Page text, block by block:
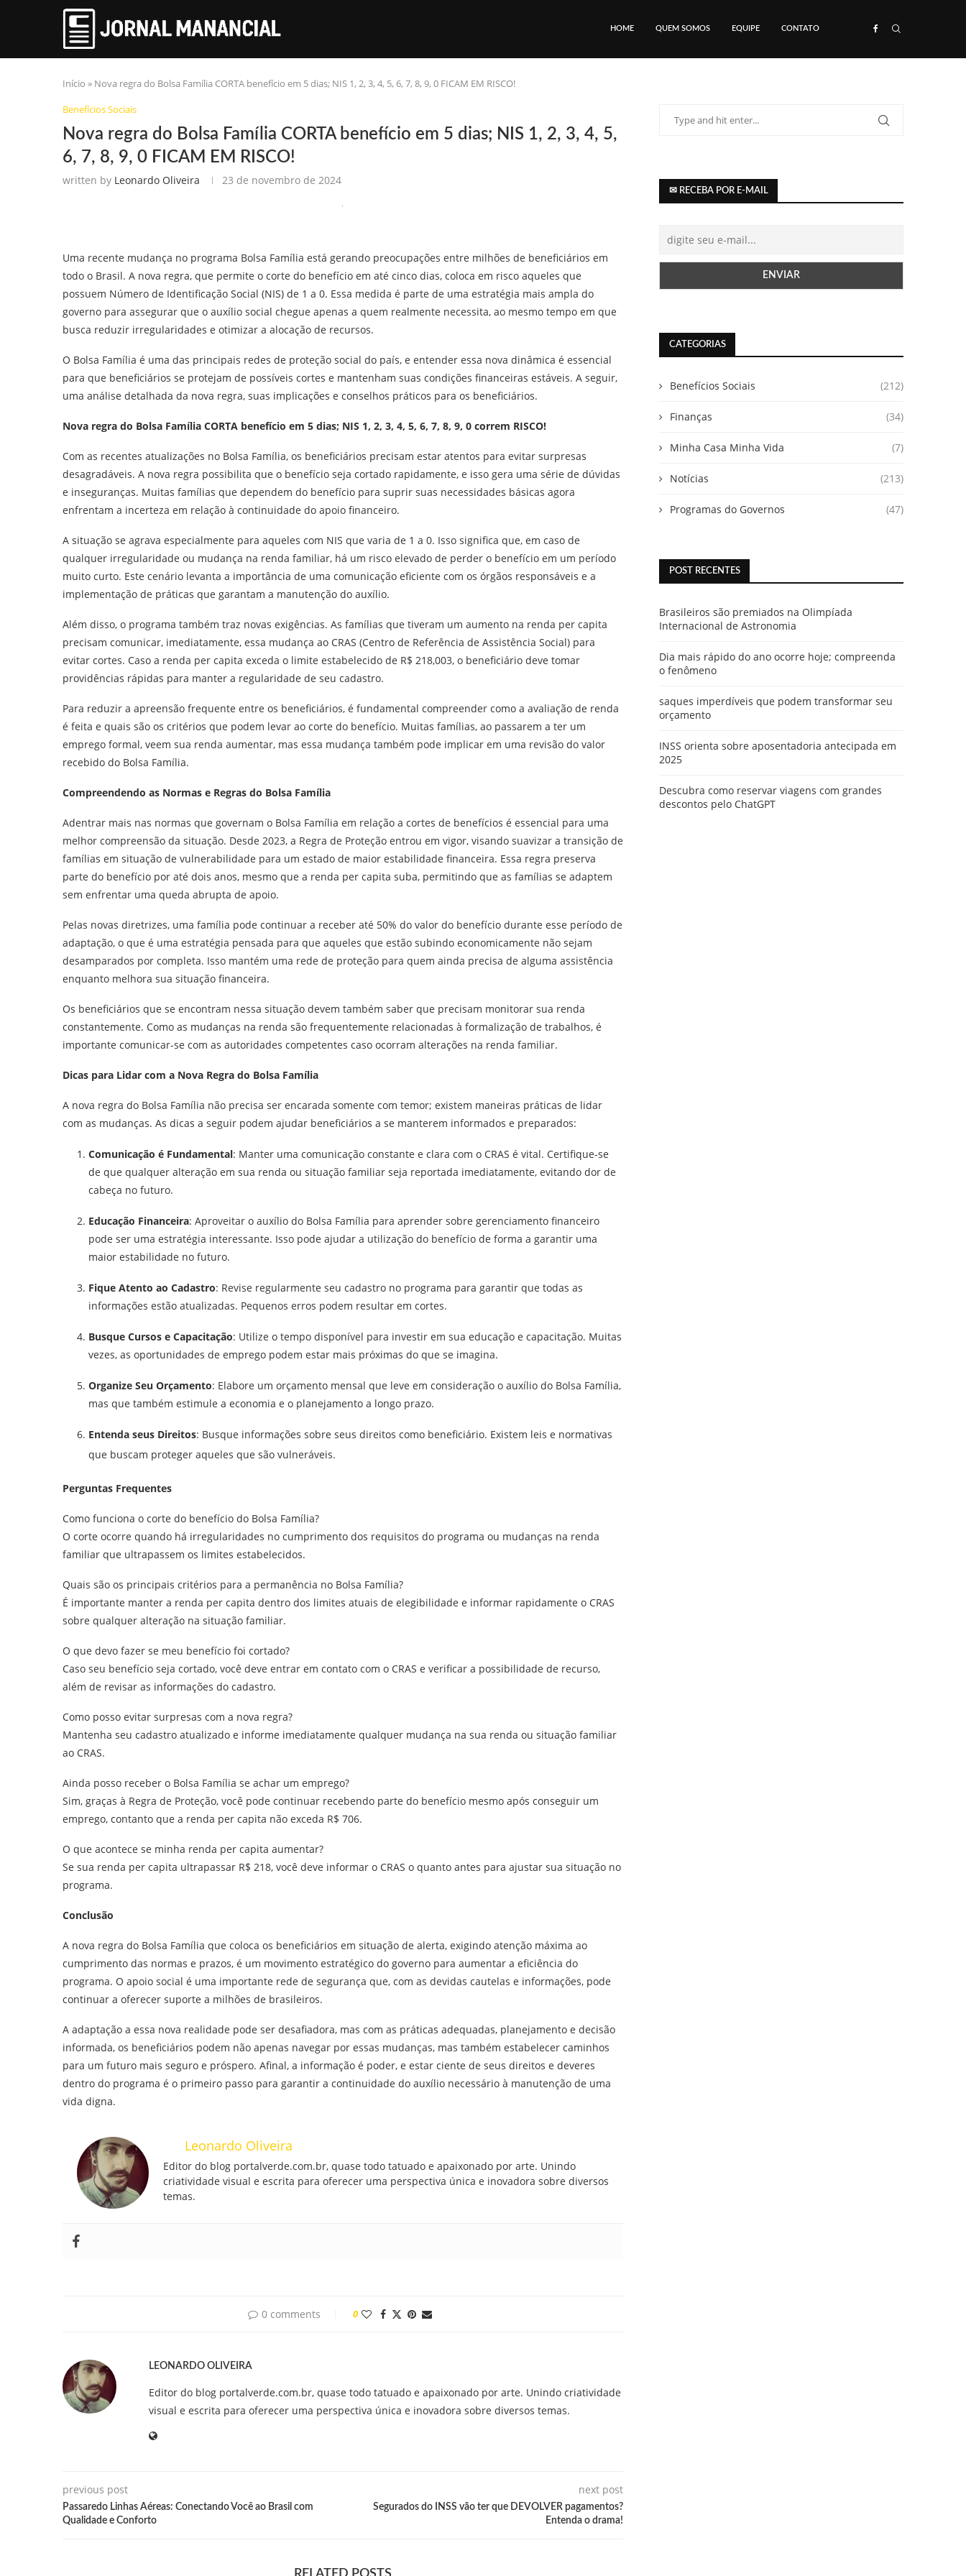
HOME QUEM SOMOS EQUIPE CONTATO
Início » Nova regra do Bolsa Família CORTA benefício em 5 dias; NIS 1, 2, 3, 4, 5, 6, 7, 8, 9, 0 FICAM EM RISCO!
Benefícios Sociais
Nova regra do Bolsa Família CORTA benefício em 5 dias; NIS 1, 2, 3, 4, 5,
6, 7, 8, 9, 0 FICAM EM RISCO!
written by Leonardo Oliveira 23 de novembro de 2024
Uma recente mudança no programa Bolsa Família está gerando preocupações entre milhões de beneficiários em
todo o Brasil. A nova regra, que permite o corte do benefício em até cinco dias, coloca em risco aqueles que
possuem Número de Identificação Social (NIS) de 1 a 0. Essa medida é parte de uma estratégia mais ampla do
governo para assegurar que o auxílio social chegue apenas a quem realmente necessita, ao mesmo tempo em que
busca reduzir irregularidades e otimizar a alocação de recursos.
O Bolsa Família é uma das principais redes de proteção social do país, e entender essa nova dinâmica é essencial
para que beneficiários se protejam de possíveis cortes e mantenham suas condições financeiras estáveis. A seguir,
uma análise detalhada da nova regra, suas implicações e conselhos práticos para os beneficiários.
Nova regra do Bolsa Família CORTA benefício em 5 dias; NIS 1, 2, 3, 4, 5, 6, 7, 8, 9, 0 correm RISCO!
Com as recentes atualizações no Bolsa Família, os beneficiários precisam estar atentos para evitar surpresas
desagradáveis. A nova regra possibilita que o benefício seja cortado rapidamente, e isso gera uma série de dúvidas
e inseguranças. Muitas famílias que dependem do benefício para suprir suas necessidades básicas agora
enfrentam a incerteza em relação à continuidade do apoio financeiro.
A situação se agrava especialmente para aqueles com NIS que varia de 1 a 0. Isso significa que, em caso de
qualquer irregularidade ou mudança na renda familiar, há um risco elevado de perder o benefício em um período
muito curto. Este cenário levanta a importância de uma comunicação eficiente com os órgãos responsáveis e a
implementação de práticas que garantam a manutenção do auxílio.
Além disso, o programa também traz novas exigências. As famílias que tiveram um aumento na renda per capita
precisam comunicar, imediatamente, essa mudança ao CRAS (Centro de Referência de Assistência Social) para
evitar cortes. Caso a renda per capita exceda o limite estabelecido de R$ 218,003, o beneficiário deve tomar
providências rápidas para manter a regularidade de seu cadastro.
Para reduzir a apreensão frequente entre os beneficiários, é fundamental compreender como a avaliação de renda
é feita e quais são os critérios que podem levar ao corte do benefício. Muitas famílias, ao passarem a ter um
emprego formal, veem sua renda aumentar, mas essa mudança também pode implicar em uma revisão do valor
recebido do Bolsa Família.
Compreendendo as Normas e Regras do Bolsa Família
Adentrar mais nas normas que governam o Bolsa Família em relação a cortes de benefícios é essencial para uma
melhor compreensão da situação. Desde 2023, a Regra de Proteção entrou em vigor, visando suavizar a transição de
famílias em situação de vulnerabilidade para um estado de maior estabilidade financeira. Essa regra preserva
parte do benefício por até dois anos, mesmo que a renda per capita suba, permitindo que as famílias se adaptem
sem enfrentar uma queda abrupta de apoio.
Pelas novas diretrizes, uma família pode continuar a receber até 50% do valor do benefício durante esse período de
adaptação, o que é uma estratégia pensada para que aqueles que estão subindo economicamente não sejam
desamparados por completa. Isso mantém uma rede de proteção para quem ainda precisa de alguma assistência
enquanto melhora sua situação financeira.
Os beneficiários que se encontram nessa situação devem também saber que precisam monitorar sua renda
constantemente. Como as mudanças na renda são frequentemente relacionadas à formalização de trabalhos, é
importante comunicar-se com as autoridades competentes caso ocorram alterações na renda familiar.
Dicas para Lidar com a Nova Regra do Bolsa Família
A nova regra do Bolsa Família não precisa ser encarada somente com temor; existem maneiras práticas de lidar
com as mudanças. As dicas a seguir podem ajudar beneficiários a se manterem informados e preparados:
Comunicação é Fundamental: Manter uma comunicação constante e clara com o CRAS é vital. Certifique-se
de que qualquer alteração em sua renda ou situação familiar seja reportada imediatamente, evitando dor de
cabeça no futuro.
Educação Financeira: Aproveitar o auxílio do Bolsa Família para aprender sobre gerenciamento financeiro
pode ser uma estratégia interessante. Isso pode ajudar a utilização do benefício de forma a garantir uma
maior estabilidade no futuro.
Fique Atento ao Cadastro: Revise regularmente seu cadastro no programa para garantir que todas as
informações estão atualizadas. Pequenos erros podem resultar em cortes.
Busque Cursos e Capacitação: Utilize o tempo disponível para investir em sua educação e capacitação. Muitas
vezes, as oportunidades de emprego podem estar mais próximas do que se imagina.
Organize Seu Orçamento: Elabore um orçamento mensal que leve em consideração o auxílio do Bolsa Família,
mas que também estimule a economia e o planejamento a longo prazo.
Entenda seus Direitos: Busque informações sobre seus direitos como beneficiário. Existem leis e normativas
que buscam proteger aqueles que são vulneráveis.
Perguntas Frequentes
Como funciona o corte do benefício do Bolsa Família?
O corte ocorre quando há irregularidades no cumprimento dos requisitos do programa ou mudanças na renda
familiar que ultrapassem os limites estabelecidos.
Quais são os principais critérios para a permanência no Bolsa Família?
É importante manter a renda per capita dentro dos limites atuais de elegibilidade e informar rapidamente o CRAS
sobre qualquer alteração na situação familiar.
O que devo fazer se meu benefício foi cortado?
Caso seu benefício seja cortado, você deve entrar em contato com o CRAS e verificar a possibilidade de recurso,
além de revisar as informações do cadastro.
Como posso evitar surpresas com a nova regra?
Mantenha seu cadastro atualizado e informe imediatamente qualquer mudança na sua renda ou situação familiar
ao CRAS.
Ainda posso receber o Bolsa Família se achar um emprego?
Sim, graças à Regra de Proteção, você pode continuar recebendo parte do benefício mesmo após conseguir um
emprego, contanto que a renda per capita não exceda R$ 706.
O que acontece se minha renda per capita aumentar?
Se sua renda per capita ultrapassar R$ 218, você deve informar o CRAS o quanto antes para ajustar sua situação no
programa.
Conclusão
A nova regra do Bolsa Família que coloca os beneficiários em situação de alerta, exigindo atenção máxima ao
cumprimento das normas e prazos, é um movimento estratégico do governo para aumentar a eficiência do
programa. O apoio social é uma importante rede de segurança que, com as devidas cautelas e informações, pode
continuar a oferecer suporte a milhões de brasileiros.
A adaptação a essa nova realidade pode ser desafiadora, mas com as práticas adequadas, planejamento e decisão
informada, os beneficiários podem não apenas navegar por essas mudanças, mas também estabelecer caminhos
para um futuro mais seguro e próspero. Afinal, a informação é poder, e estar ciente de seus direitos e deveres
dentro do programa é o primeiro passo para garantir a continuidade do auxílio necessário à manutenção de uma
vida digna.
Leonardo Oliveira
Editor do blog portalverde.com.br, quase todo tatuado e apaixonado por arte. Unindo
criatividade visual e escrita para oferecer uma perspectiva única e inovadora sobre diversos
temas.
0 comments 0
LEONARDO OLIVEIRA
Editor do blog portalverde.com.br, quase todo tatuado e apaixonado por arte. Unindo criatividade
visual e escrita para oferecer uma perspectiva única e inovadora sobre diversos temas.
previous post
Passaredo Linhas Aéreas: Conectando Você ao Brasil com
Qualidade e Conforto
next post
Segurados do INSS vão ter que DEVOLVER pagamentos?
Entenda o drama!
✉ RECEBA POR E-MAIL
CATEGORIAS
Benefícios Sociais (212)
Finanças (34)
Minha Casa Minha Vida (7)
Notícias (213)
Programas do Governos (47)
POST RECENTES
Brasileiros são premiados na Olimpíada
Internacional de Astronomia
Dia mais rápido do ano ocorre hoje; compreenda
o fenômeno
saques imperdíveis que podem transformar seu
orçamento
INSS orienta sobre aposentadoria antecipada em
2025
Descubra como reservar viagens com grandes
descontos pelo ChatGPT